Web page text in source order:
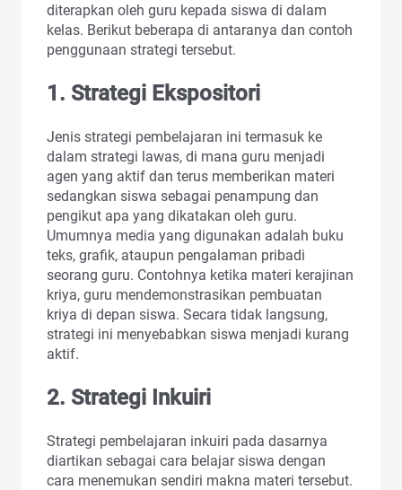
diterapkan oleh guru kepada siswa di dalam
kelas. Berikut beberapa di antaranya dan contoh
penggunaan strategi tersebut.
1. Strategi Ekspositori
Jenis strategi pembelajaran ini termasuk ke
dalam strategi lawas, di mana guru menjadi
agen yang aktif dan terus memberikan materi
sedangkan siswa sebagai penampung dan
pengikut apa yang dikatakan oleh guru.
Umumnya media yang digunakan adalah buku
teks, grafik, ataupun pengalaman pribadi
seorang guru. Contohnya ketika materi kerajinan
kriya, guru mendemonstrasikan pembuatan
kriya di depan siswa. Secara tidak langsung,
strategi ini menyebabkan siswa menjadi kurang
aktif.
2. Strategi Inkuiri
Strategi pembelajaran inkuiri pada dasarnya
diartikan sebagai cara belajar siswa dengan
cara menemukan sendiri makna materi tersebut.